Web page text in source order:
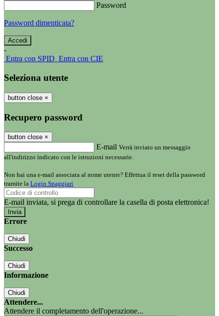
Password
Password dimenticata?
-
Entra con SPID Entra con CIE
Seleziona utente
button close ×
Recupero password
button close ×
E-mail Verrà inviato un messaggio
all'indirizzo indicato con le istruzioni necessarie.
Non hai una e-mail associata al nome utente? Effettua il reset della password
tramite la Login Spaggiari
E-mail inviata, si prega di controllare la casella di posta elettronica!
Errore
Chiudi
Successo
Chiudi
Informazione
Chiudi
Attendere...
Attendere il completamento dell'operazione...